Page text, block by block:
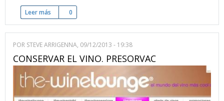
Leer más sobre El Vibrador que da Buen sabor
0
POR STEVE ARRIGENNA, 09/12/2013 - 19:38
CONSERVAR EL VINO. PRESORVAC